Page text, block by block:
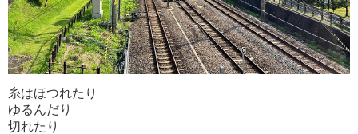
糸はほつれたり
ゆるんだり
切れたり